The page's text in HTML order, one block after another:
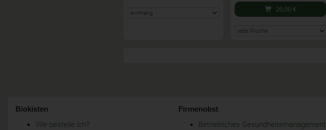
20,00 €
Biokisten
Wie bestelle ich?
Firmenobst
Betriebliches Gesundheitsmanagement